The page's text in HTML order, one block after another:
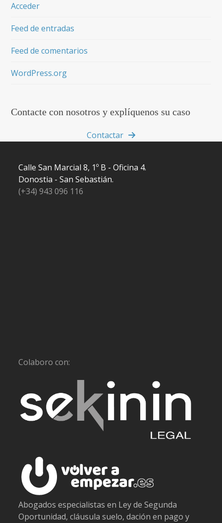
Acceder
Feed de entradas
Feed de comentarios
WordPress.org
Contacte con nosotros y explíquenos su caso
Contactar
Calle San Marcial 8, 1º B - Oficina 4.
Donostia - San Sebastián.
(+34) 943 096 116
Colaboro con:
Abogados especialistas en Ley de Segunda
Oportunidad, cláusula suelo, dación en pago y